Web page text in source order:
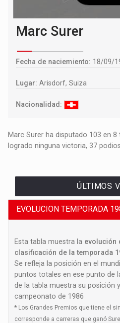
Marc Surer
Fecha de naciemiento: 18/09/
Lugar: Arisdorf, Suiza
Nacionalidad:
Marc Surer ha disputado 103 en
logrado ninguna victoria, 37
ÚLTIMOS
EVOLUCION TEMPORADA
Esta tabla muestra la evolución
clasificación de la temporada
Se refleja la posición en el
puntos totales en ese punto de
de la tabla muestra su posición
campeonato de 1986
* Los Grandes Premios que tiene el
corresponde a carreras que ganó